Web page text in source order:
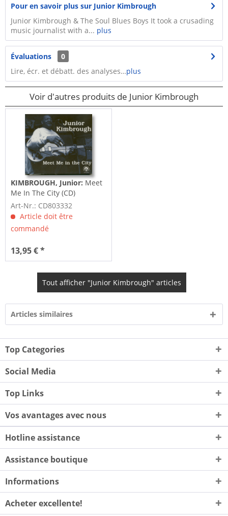
Pour en savoir plus sur Junior Kimbrough
Junior Kimbrough & The Soul Blues Boys It took a crusading
music journalist with a... plus
Évaluations
0
Lire, écr. et débatt. des analyses…plus
Voir d'autres produits de Junior Kimbrough
KIMBROUGH, Junior: Meet
Me In The City (CD)
Art-Nr.: CD803332
Article doit être
commandé
13,95 € *
Tout afficher "Junior Kimbrough" articles
Articles similaires
Top Categories
Social Media
Top Links
Vos avantages avec nous
Hotline assistance
Assistance boutique
Informations
Acheter excellente!